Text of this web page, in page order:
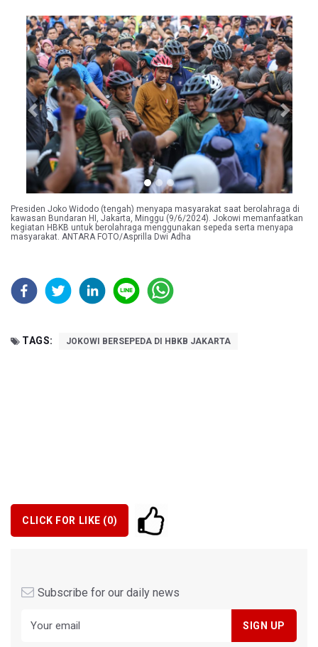
Previous Next
Presiden Joko Widodo (tengah) menyapa masyarakat saat berolahraga di
kawasan Bundaran HI, Jakarta, Minggu (9/6/2024). Jokowi memanfaatkan
kegiatan HBKB untuk berolahraga menggunakan sepeda serta menyapa
masyarakat. ANTARA FOTO/Asprilla Dwi Adha
TAGS: JOKOWI BERSEPEDA DI HBKB JAKARTA
CLICK FOR LIKE (0)
Subscribe for our daily news